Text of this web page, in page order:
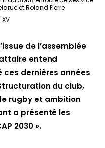
et Roland Pierre
XV
de l’assemblée
entend
ces dernières années
du club,
rugby et ambition
a présenté les
2030 ».